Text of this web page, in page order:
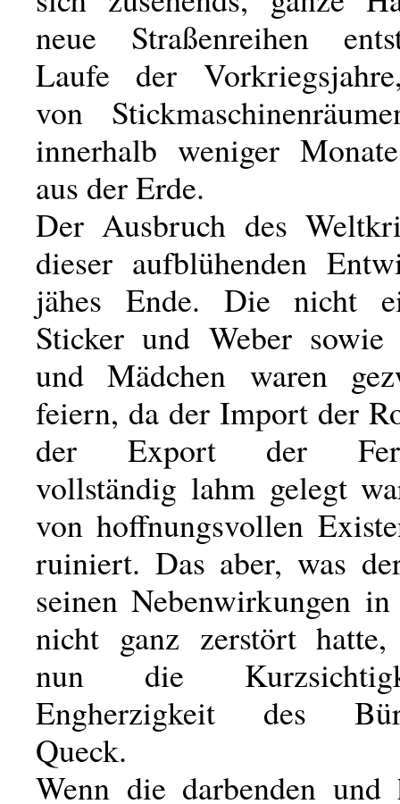
neue Straßenreihen
Laufe der
von
innerhalb weniger
aus der Erde.
Der Ausbruch des
dieser aufblühenden
jähes Ende. Die nicht
Sticker und Weber sowie
und Mädchen waren
feiern, da der Import der
der Export der
vollständig lahm gelegt
von hoffnungsvollen
ruiniert. Das aber, was
seinen Nebenwirkungen in
nicht ganz zerstört hatte,
nun die
Engherzigkeit des
Queck.
Wenn die darbenden und